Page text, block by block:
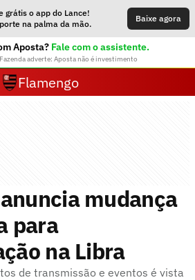
grátis o app do Lance!
na palma da mão.
Baixe agora
Aposta? Fale com o assistente.
adverte: Aposta não é investimento
Flamengo
mudança
para
na Libra
de transmissão e eventos é vista